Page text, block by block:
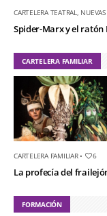
CARTELERA TEATRAL
Spider-Marx y el ratón
CARTELERA FAMILIAR
CARTELERA FAMILIAR• 6
La profecía del
FORMACIÓN